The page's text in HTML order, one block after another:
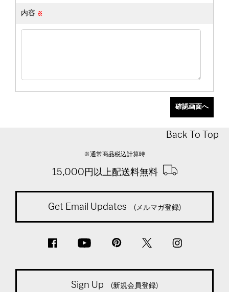
内容
Back To Top
※通常商品税込計算時
15,000円以上配送料無料
Get Email Updates (メルマガ登録)
Sign Up (新規会員登録)